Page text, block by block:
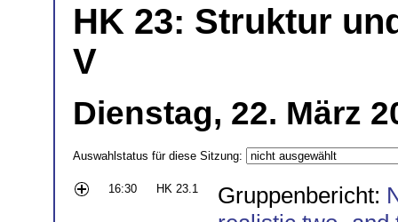
HK 23: Struktur
V
Dienstag, 22. März
Auswahlstatus für diese Sitzung:
16:30 HK 23.1 Gruppenbericht: